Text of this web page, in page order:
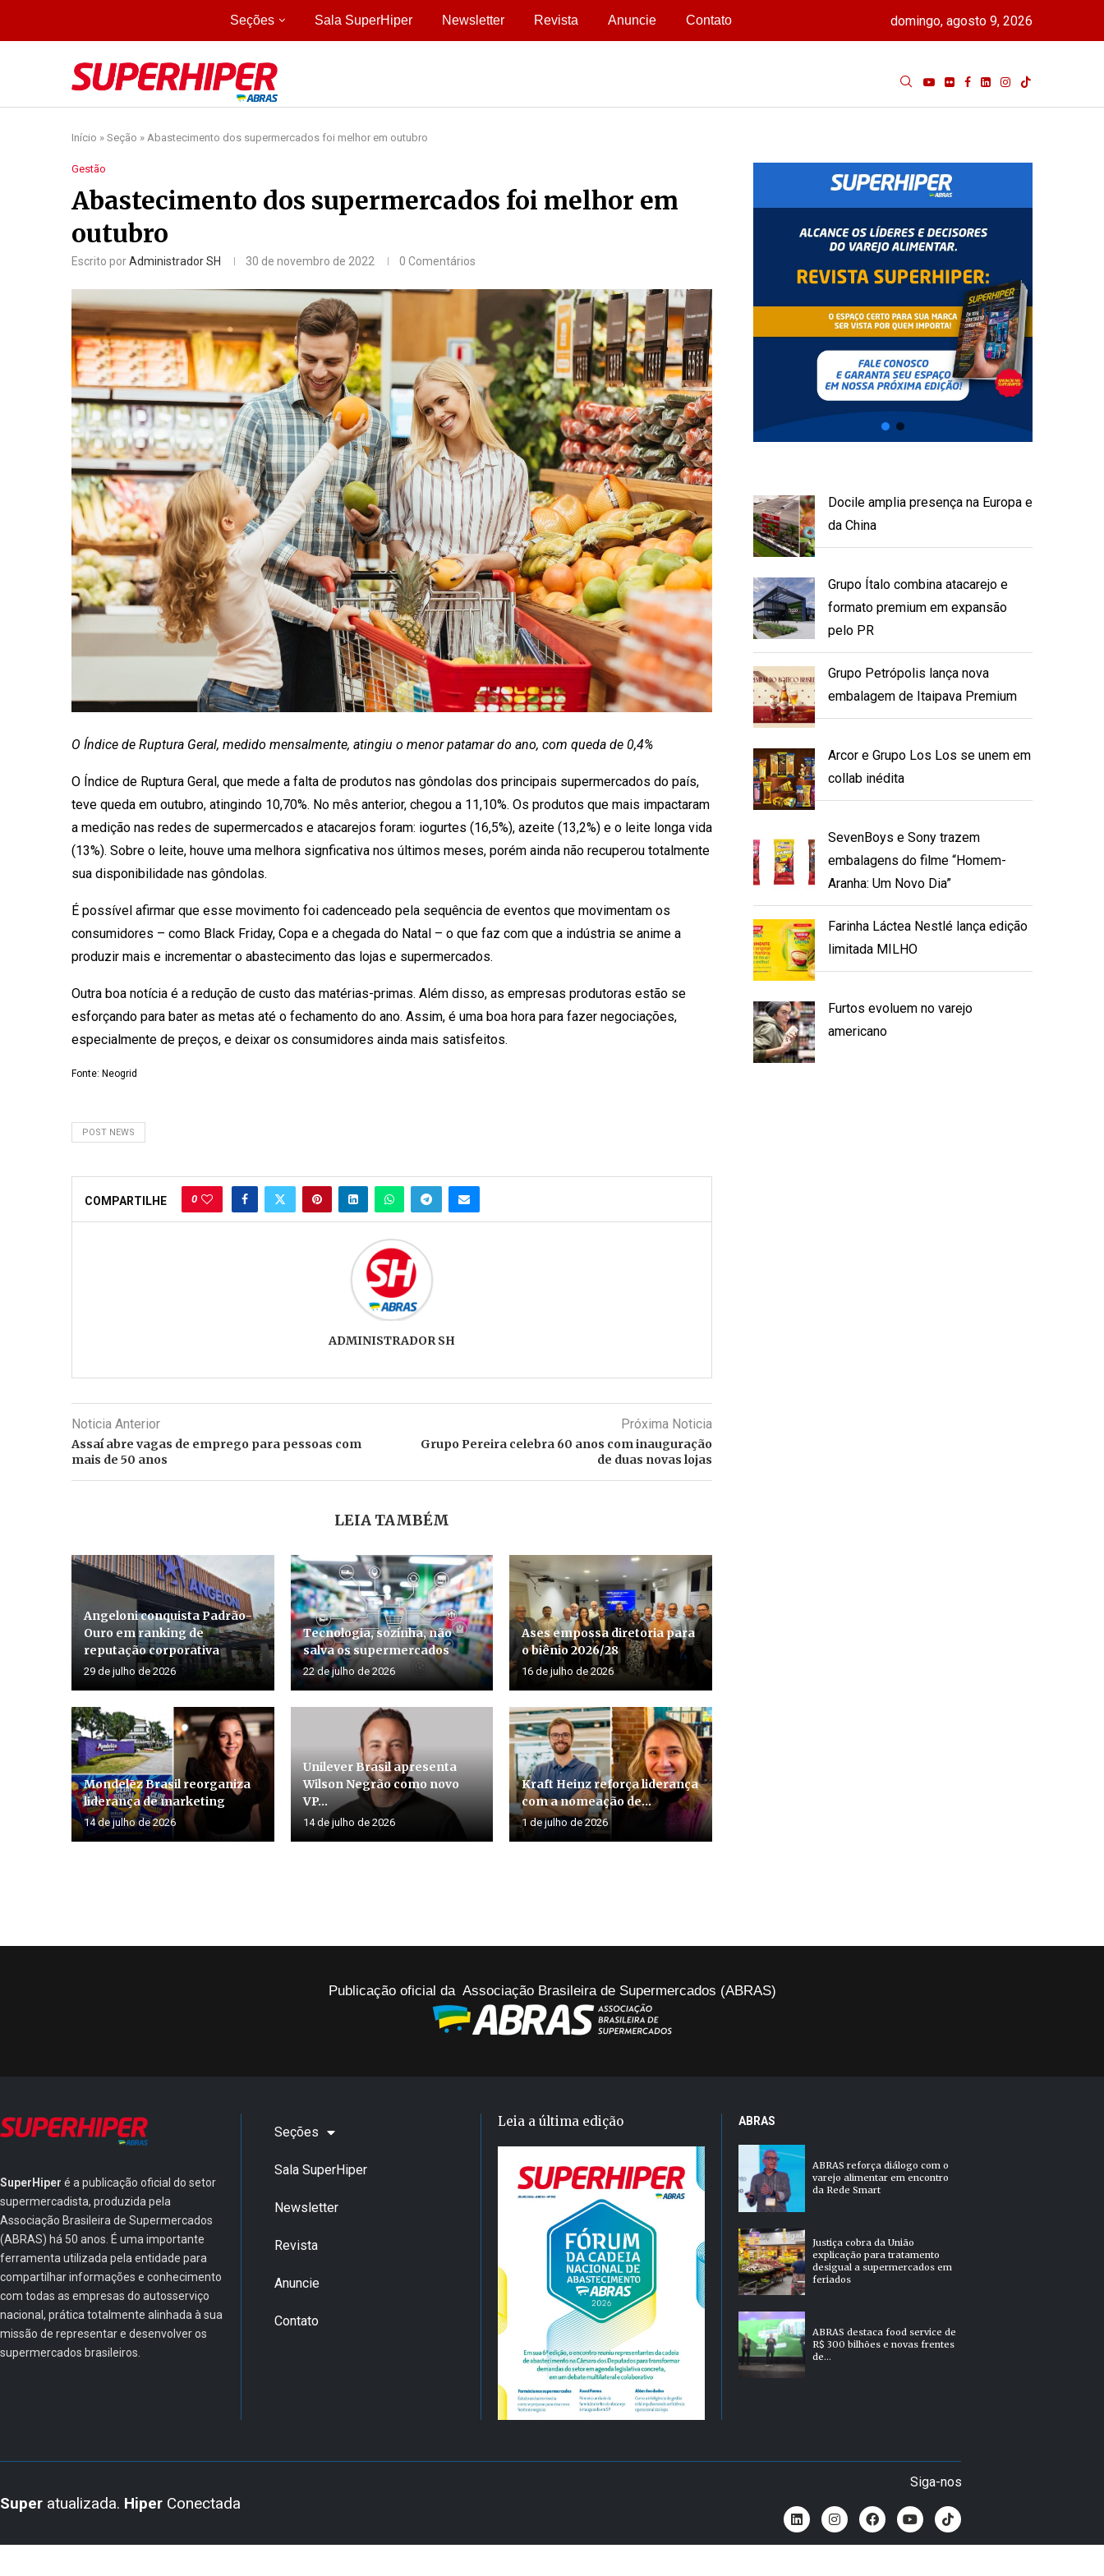
Seções Sala SuperHiper Newsletter Revista Anuncie Contato domingo, agosto 9, 2026
Início » Seção » Abastecimento dos supermercados foi melhor em outubro
Gestão
Abastecimento dos supermercados foi melhor em
outubro
Escrito porAdministrador SH 30 de novembro de 2022 0 Comentários
O Índice de Ruptura Geral, medido mensalmente, atingiu o menor patamar do ano, com queda de 0,4%
O Índice de Ruptura Geral, que mede a falta de produtos nas gôndolas dos principais supermercados do país,
teve queda em outubro, atingindo 10,70%. No mês anterior, chegou a 11,10%. Os produtos que mais impactaram
a medição nas redes de supermercados e atacarejos foram: iogurtes (16,5%), azeite (13,2%) e o leite longa vida
(13%). Sobre o leite, houve uma melhora signficativa nos últimos meses, porém ainda não recuperou totalmente
sua disponibilidade nas gôndolas.
É possível afirmar que esse movimento foi cadenceado pela sequência de eventos que movimentam os
consumidores – como Black Friday, Copa e a chegada do Natal – o que faz com que a indústria se anime a
produzir mais e incrementar o abastecimento das lojas e supermercados.
Outra boa notícia é a redução de custo das matérias-primas. Além disso, as empresas produtoras estão se
esforçando para bater as metas até o fechamento do ano. Assim, é uma boa hora para fazer negociações,
especialmente de preços, e deixar os consumidores ainda mais satisfeitos.
Fonte: Neogrid
POST NEWS
COMPARTILHE 0
ADMINISTRADOR SH
Noticia Anterior
Assaí abre vagas de emprego para pessoas com
mais de 50 anos
Próxima Noticia
Grupo Pereira celebra 60 anos com inauguração
de duas novas lojas
LEIA TAMBÉM
Angeloni conquista Padrão-
Ouro em ranking de
reputação corporativa
29 de julho de 2026
Tecnologia, sozinha, não
salva os supermercados
22 de julho de 2026
Ases empossa diretoria para
o biênio 2026/28
16 de julho de 2026
Mondelēz Brasil reorganiza
liderança de marketing
14 de julho de 2026
Unilever Brasil apresenta
Wilson Negrão como novo
VP...
14 de julho de 2026
Kraft Heinz reforça liderança
com a nomeação de...
1 de julho de 2026
Docile amplia presença na Europa e
da China
Grupo Ítalo combina atacarejo e
formato premium em expansão
pelo PR
Grupo Petrópolis lança nova
embalagem de Itaipava Premium
Arcor e Grupo Los Los se unem em
collab inédita
SevenBoys e Sony trazem
embalagens do filme “Homem-
Aranha: Um Novo Dia”
Farinha Láctea Nestlé lança edição
limitada MILHO
Furtos evoluem no varejo
americano
Publicação oficial da Associação Brasileira de Supermercados (ABRAS)
SuperHiper é a publicação oficial do setor
supermercadista, produzida pela
Associação Brasileira de Supermercados
(ABRAS) há 50 anos. É uma importante
ferramenta utilizada pela entidade para
compartilhar informações e conhecimento
com todas as empresas do autosserviço
nacional, prática totalmente alinhada à sua
missão de representar e desenvolver os
supermercados brasileiros.
Seções
Sala SuperHiper
Newsletter
Revista
Anuncie
Contato
Leia a última edição ABRAS
ABRAS reforça diálogo com o
varejo alimentar em encontro
da Rede Smart
Justiça cobra da União
explicação para tratamento
desigual a supermercados em
feriados
ABRAS destaca food service de
R$ 300 bilhões e novas frentes
de...
Super atualizada. Hiper Conectada
Siga-nos